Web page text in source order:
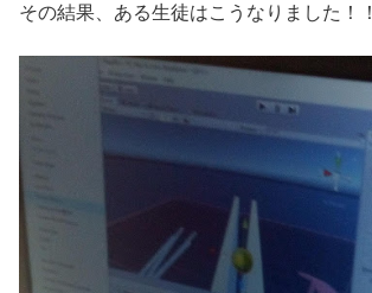
その結果、ある生徒はこうなりました！！